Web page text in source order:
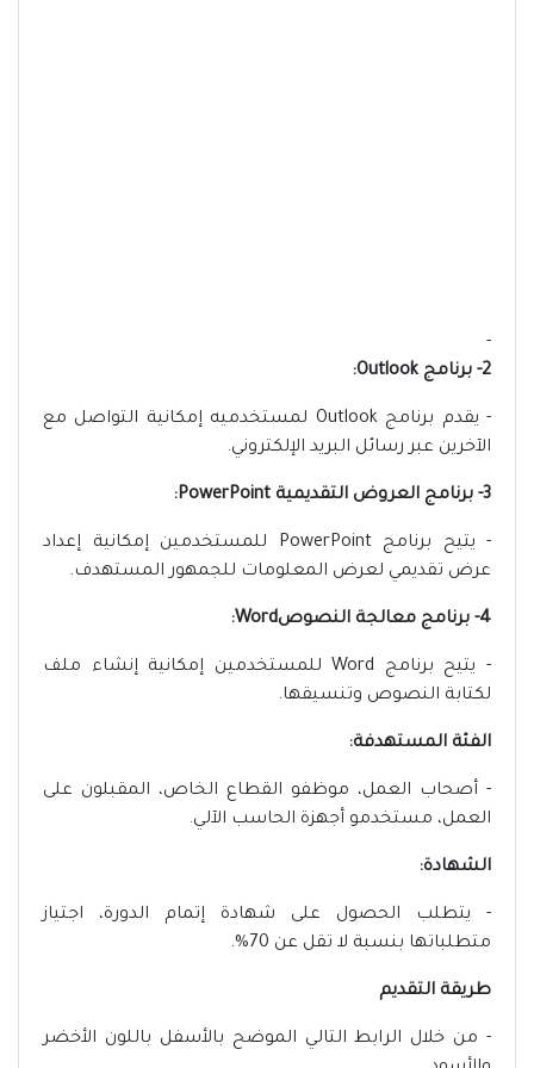
-
2- برنامج Outlook:
- يقدم برنامج Outlook لمستخدميه إمكانية التواصل مع
الآخرين عبر رسائل البريد الإلكتروني.
3- برنامج العروض التقديمية PowerPoint:
- يتيح برنامج PowerPoint للمستخدمين إمكانية إعداد
عرض تقديمي لعرض المعلومات للجمهور المستهدف.
4- برنامج معالجة النصوصWord:
- يتيح برنامج Word للمستخدمين إمكانية إنشاء ملف
لكتابة النصوص وتنسيقها.
الفئة المستهدفة:
- أصحاب العمل، موظفو القطاع الخاص، المقبلون على
العمل، مستخدمو أجهزة الحاسب الآلي.
الشهادة:
- يتطلب الحصول على شهادة إتمام الدورة، اجتياز
متطلباتها بنسبة لا تقل عن 70%.
طريقة التقديم
- من خلال الرابط التالي الموضح بالأسفل باللون الأخضر